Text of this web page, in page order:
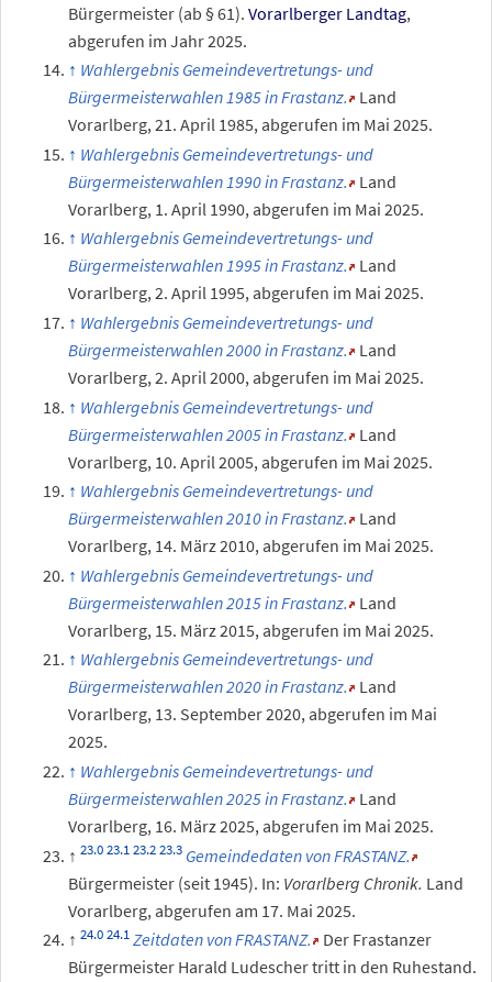
Bürgermeister (ab §61). Vorarlberger Landtag,
abgerufen im Jahr 2025.
Wahlergebnis Gemeindevertretungs- und
Bürgermeisterwahlen 1985 in Frastanz.
Land
Vorarlberg,21. April 1985, abgerufen im Mai 2025.
Wahlergebnis Gemeindevertretungs- und
Bürgermeisterwahlen 1990 in Frastanz.
Land
Vorarlberg, 1. April 1990, abgerufen im Mai 2025.
Wahlergebnis Gemeindevertretungs- und
Bürgermeisterwahlen 1995 in Frastanz.
Land
Vorarlberg,2. April 1995, abgerufen im Mai 2025.
Wahlergebnis Gemeindevertretungs- und
Bürgermeisterwahlen 2000 in Frastanz.
Land
Vorarlberg,2. April 2000, abgerufen im Mai 2025.
Wahlergebnis Gemeindevertretungs- und
Bürgermeisterwahlen 2005 in Frastanz.
Land
Vorarlberg, 10. April 2005, abgerufen im Mai 2025.
Wahlergebnis Gemeindevertretungs- und
Bürgermeisterwahlen 2010 in Frastanz.
Land
Vorarlberg, 14. März 2010, abgerufen im Mai 2025.
Wahlergebnis Gemeindevertretungs- und
Bürgermeisterwahlen 2015 in Frastanz.
Land
Vorarlberg, 15. März 2015, abgerufen im Mai 2025.
Wahlergebnis Gemeindevertretungs- und
Bürgermeisterwahlen 2020 in Frastanz.
Land
Vorarlberg, 13. September 2020, abgerufen im Mai
2025.
Wahlergebnis Gemeindevertretungs- und
Bürgermeisterwahlen 2025 in Frastanz.
Land
Vorarlberg, 16. März 2025, abgerufen im Mai 2025.
Gemeindedaten von FRASTANZ.
Bürgermeister (seit 1945). In: Vorarlberg Chronik. Land
Vorarlberg, abgerufen am 17. Mai 2025.
Zeitdaten von FRASTANZ.
Der Frastanzer
Bürgermeister Harald Ludescher tritt in den Ruhestand.